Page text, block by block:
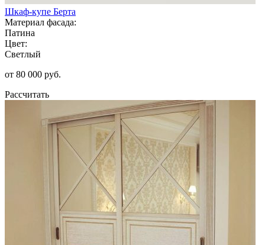
Шкаф-купе Берта
Материал фасада:
Патина
Цвет:
Светлый
от 80 000 руб.
Рассчитать